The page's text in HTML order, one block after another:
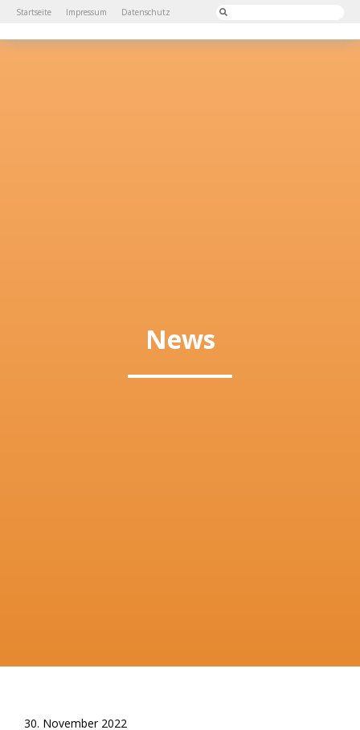
Startseite Impressum Datenschutz
News
30. November 2022